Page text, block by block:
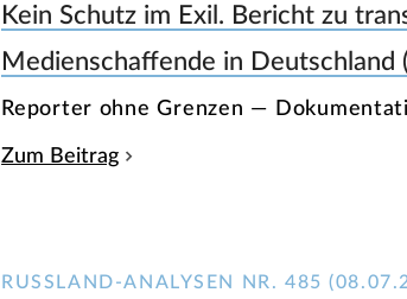
Kein Schutz im Exil. Bericht zu
Medienschaffende in Deutschland
Reporter ohne Grenzen —
Zum Beitrag
RUSSLAND-ANALYSEN NR. 485